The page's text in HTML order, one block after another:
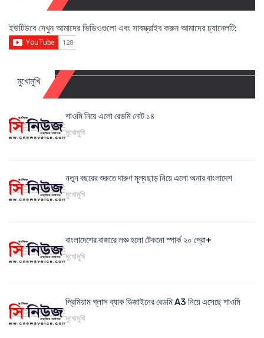
ইউটিউবে দেখুন আমাদের ভিডিওগুলো এবং সাবস্ক্রাইব করুন আমাদের চ্যানেলটি:
মুখোমুখি
শাওমি নিয়ে এলো রেডমি নোট ১৪
মুখোমুখি
নতুন বছরের শুরুতে দারুণ মূল্যছাড় নিয়ে এলো অনার বাংলাদেশ
মুখোমুখি
বাংলাদেশের বাজারে লঞ্চ হলো টেকনো স্পার্ক ২০ প্রো+
মুখোমুখি
প্রিমিয়াম গ্লাস ব্যাক ডিজাইনের রেডমি A3 নিয়ে এসেছে শাওমি
মুখোমুখি